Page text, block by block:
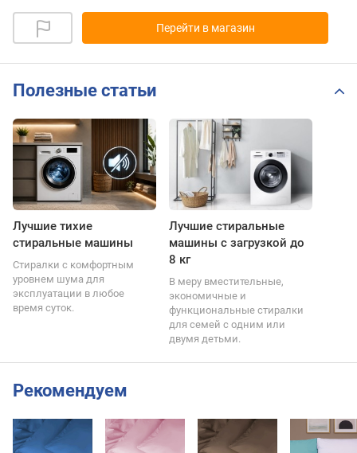
Перейти в магазин
Полезные статьи
Лучшие тихие
стиральные машины
Стиралки с комфортным
уровнем шума для
эксплуатации в любое
время суток.
Лучшие стиральные
машины с загрузкой до
8 кг
В меру вместительные,
экономичные и
функциональные стиралки
для семей с одним или
двумя детьми.
Рекомендуем